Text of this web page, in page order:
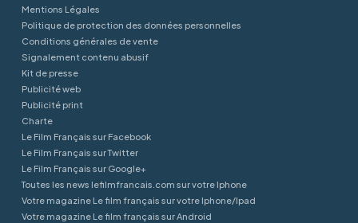
Mentions Légales
Politique de protection des données personnelles
Conditions générales de vente
Signalement contenu abusif
Kit de presse
Publicité web
Publicité print
Charte
Le Film Français sur Facebook
Le Film Français sur Twitter
Le Film Français sur Google+
Toutes les news lefilmfrancais.com sur votre Iphone
Votre magazine Le film français sur votre Iphone/Ipad
Votre magazine Le film français sur Android